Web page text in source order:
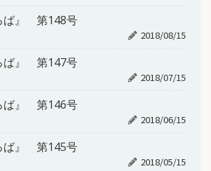
ば』 第148号
2018/08/15
ば』 第147号
2018/07/15
ば』 第146号
2018/06/15
ば』 第145号
2018/05/15